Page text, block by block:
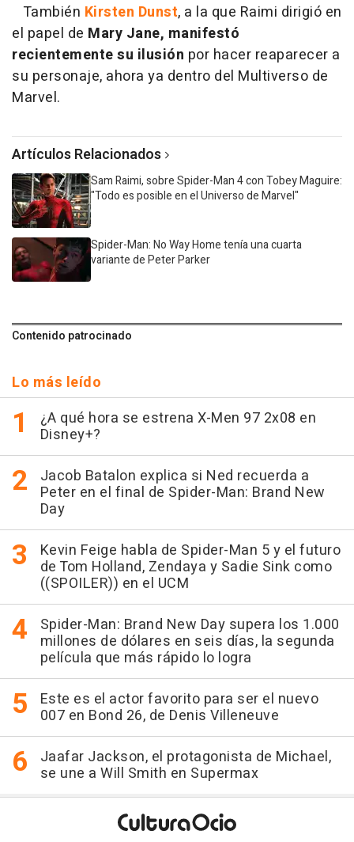
También Kirsten Dunst, a la que Raimi dirigió en
el papel de Mary Jane, manifestó
recientemente su ilusión por hacer reaparecer a
su personaje, ahora ya dentro del Multiverso de
Marvel.
Artículos Relacionados
Sam Raimi, sobre Spider-Man 4 con Tobey Maguire:
"Todo es posible en el Universo de Marvel"
Spider-Man: No Way Home tenía una cuarta
variante de Peter Parker
Contenido patrocinado
Lo más leído
¿A qué hora se estrena X-Men 97 2x08 en
Disney+?
Jacob Batalon explica si Ned recuerda a
Peter en el final de Spider-Man: Brand New
Day
Kevin Feige habla de Spider-Man 5 y el futuro
de Tom Holland, Zendaya y Sadie Sink como
((SPOILER)) en el UCM
Spider-Man: Brand New Day supera los 1.000
millones de dólares en seis días, la segunda
película que más rápido lo logra
Este es el actor favorito para ser el nuevo
007 en Bond 26, de Denis Villeneuve
Jaafar Jackson, el protagonista de Michael,
se une a Will Smith en Supermax